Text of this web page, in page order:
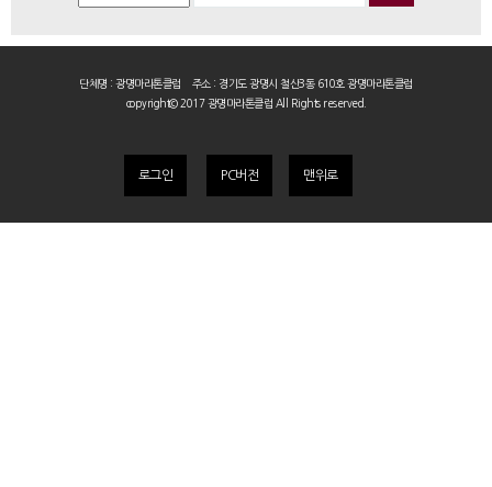
단체명 : 광명마라톤클럽 주소 : 경기도 광명시 철산3동 610호 광명마라톤클럽
copyright© 2017 광명마라톤클럽 All Rights reserved.
로그인 PC버전 맨위로